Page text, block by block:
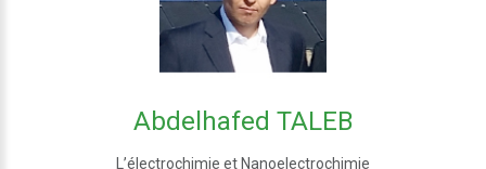
Abdelhafed TALEB
L’électrochimie et Nanoelectrochimie